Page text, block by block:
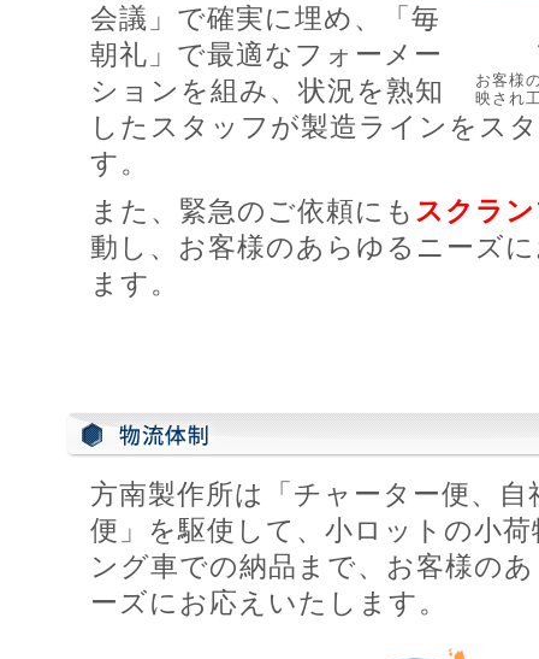
お客様
映され
会議」で確実に埋め、「毎
朝礼」で最適なフォーメー
ションを組み、状況を熟知
したスタッフが製造ラインをス
す。
また、緊急のご依頼にも スクラ
動し、お客様のあらゆるニーズ
ます。
方南製作所は「チャーター便、自
便」を駆使して、小ロットの小
ング車での納品まで、お客様の
ーズにお応えいたします。